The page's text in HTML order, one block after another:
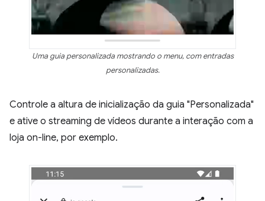
Uma guia personalizada mostrando o menu, com entradas
personalizadas.
Controle a altura de inicialização da guia "Personalizada"
e ative o streaming de vídeos durante a interação com a
loja on-line, por exemplo.